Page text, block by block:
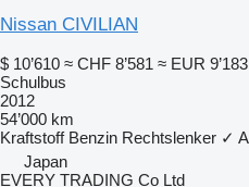
Nissan CIVILIAN
$ 10’610 ≈ CHF 8’581 ≈ EUR 9’183
Schulbus
2012
54’000 km
Kraftstoff Benzin Rechtslenker ✓
Japan
EVERY TRADING Co Ltd